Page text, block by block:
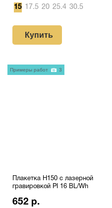
15 17.5 20 25.4 30.5
Купить
Плакетка H150 с лазерной
гравировкой PI 16 BL/Wh
652 р.
Примеры работ 3